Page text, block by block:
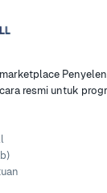
resmi untuk